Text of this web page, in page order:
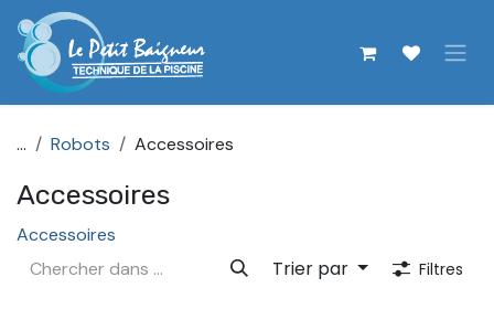
Se rendre au contenu
... Robots Accessoires
Accessoires
Accessoires
Trier par Filtres